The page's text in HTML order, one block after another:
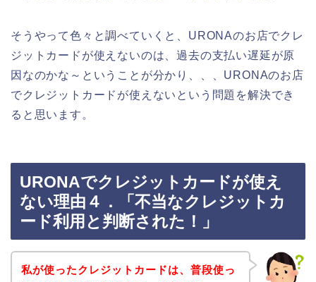
そうやって色々と調べていくと、URONAのお店でクレ
ジットカードが使えないのは、過去の支払い遅延が原
因なのかな～ということが分かり、、、URONAのお店
でクレジットカードが使えないという問題を解決でき
ると思います。
URONAでクレジットカードが使え
ない理由４．「不当なクレジットカ
ード利用と判断された！」
私が使ったクレジットカードは、普段使っ